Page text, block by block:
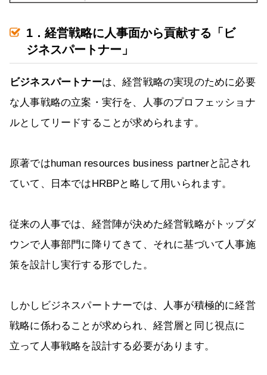
1．経営戦略に人事面から貢献する「ビ
ジネスパートナー」
ビジネスパートナーは、経営戦略の実現のために必要
な人事戦略の立案・実行を、人事のプロフェッショナ
ルとしてリードすることが求められます。
原著ではhuman resources business partnerと記され
ていて、日本ではHRBPと略して用いられます。
従来の人事では、経営陣が決めた経営戦略がトップダ
ウンで人事部門に降りてきて、それに基づいて人事施
策を設計し実行する形でした。
しかしビジネスパートナーでは、人事が積極的に経営
戦略に係わることが求められ、経営層と同じ視点に
立って人事戦略を設計する必要があります。